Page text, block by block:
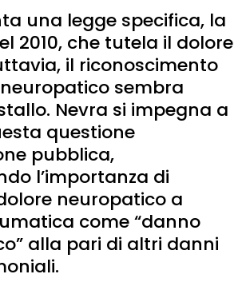
una legge specifica, la
2010, che tutela il dolore
il riconoscimento
sembra
Nevra si impegna a
questione
pubblica,
l’importanza di
neuropatico a
come “danno
alla pari di altri danni